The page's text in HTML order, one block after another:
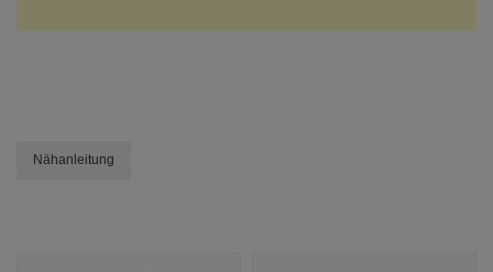
Nähanleitung